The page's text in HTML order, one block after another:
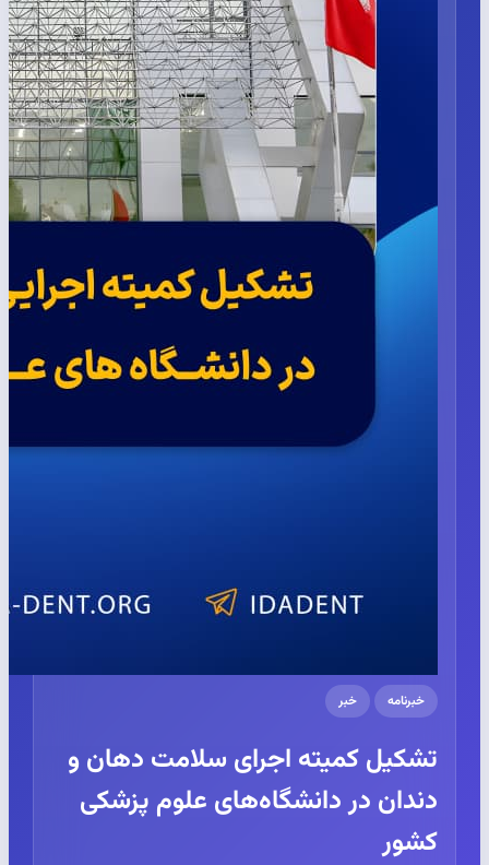
خبرنامه خبر
تشکیل کمیته اجرای سلامت دهان و
دندان در دانشگاه‌های علوم پزشکی
کشور